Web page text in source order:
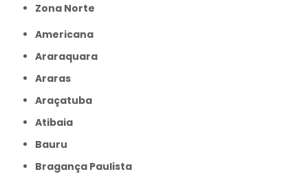
Zona Norte
Americana
Araraquara
Araras
Araçatuba
Atibaia
Bauru
Bragança Paulista